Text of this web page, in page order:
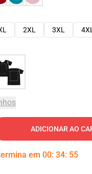
2XL 3XL 4XL
ADICIONAR AO
em 00: 34: 54